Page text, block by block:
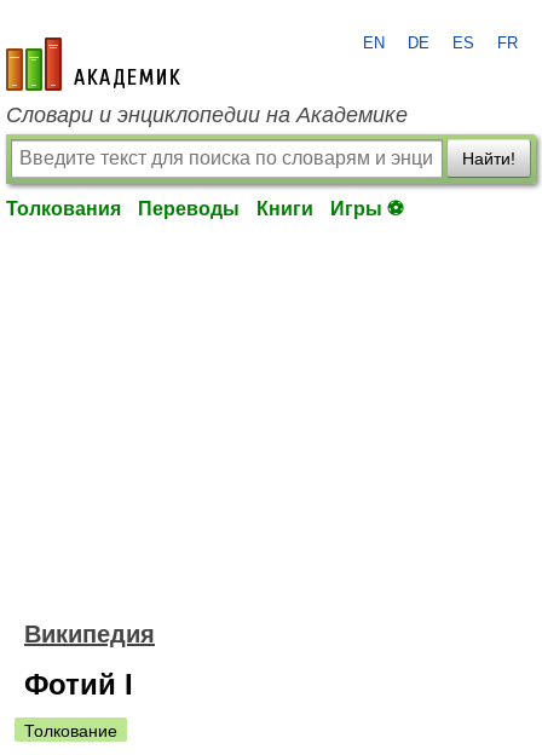
academic.ru
EN DE ES FR
Словари и энциклопедии на Академике
Найти!
Толкования Переводы Книги Игры ⚽
Википедия
Фотий I
Толкование